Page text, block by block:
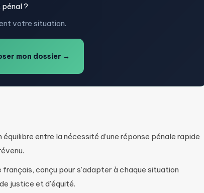
?
votre situation.
mon dossier →
entre la nécessité d’une réponse pénale rapide
conçu pour s’adapter à chaque situation
justice et d’équité.